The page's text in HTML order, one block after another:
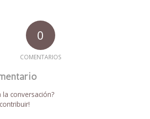
0
COMENTARIOS
conversación?